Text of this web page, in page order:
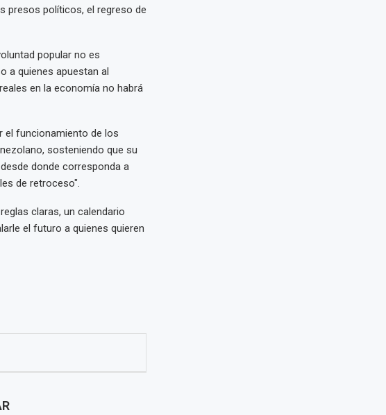
presos políticos, el regreso de
popular no es
a quienes apuestan al
en la economía no habrá
el funcionamiento de los
sosteniendo que su
donde corresponda a
de retroceso".
claras, un calendario
el futuro a quienes quieren